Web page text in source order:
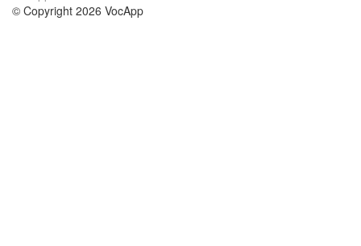
© Copyright 2026 VocApp